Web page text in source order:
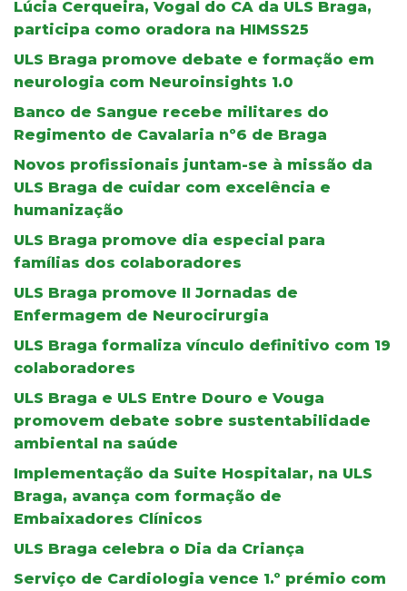
Lúcia Cerqueira, Vogal do CA da ULS Braga,
participa como oradora na HIMSS25
ULS Braga promove debate e formação em
neurologia com Neuroinsights 1.0
Banco de Sangue recebe militares do
Regimento de Cavalaria nº6 de Braga
Novos profissionais juntam-se à missão da
ULS Braga de cuidar com excelência e
humanização
ULS Braga promove dia especial para
famílias dos colaboradores
ULS Braga promove II Jornadas de
Enfermagem de Neurocirurgia
ULS Braga formaliza vínculo definitivo com 19
colaboradores
ULS Braga e ULS Entre Douro e Vouga
promovem debate sobre sustentabilidade
ambiental na saúde
Implementação da Suite Hospitalar, na ULS
Braga, avança com formação de
Embaixadores Clínicos
ULS Braga celebra o Dia da Criança
Serviço de Cardiologia vence 1.º prémio com